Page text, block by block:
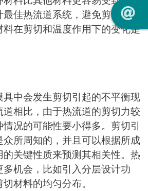
佳热流道系统，避免剪切引起
在剪切和温度作用下的变化是
中会发生剪切引起的不平衡现
相比，由于热流道的剪切力较
况的可能性要小得多。剪切引
所周知的，并且可以根据所成
关键性质来预测其相关性。热
机会，比如引入分层设计功
材料的均匀分布。